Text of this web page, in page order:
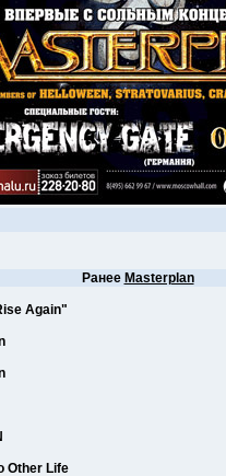
Ранее Masterplan
Again"
Other Life